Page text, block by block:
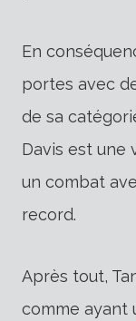
En
portes avec
de sa
Davis est une
un combat
record.
Après tout,
comme ayant